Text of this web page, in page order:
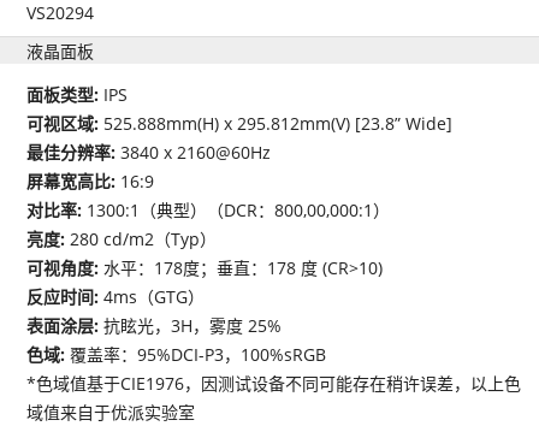
VS20294
液晶面板
面板类型: IPS
可视区域: 525.888mm(H) x 295.812mm(V) [23.8” Wide]
最佳分辨率:3840 x 2160@60Hz
屏幕宽高比: 16:9
对比率: 1300:1（典型）（DCR：800,00,000:1）
亮度:280 cd/m2（Typ）
可视角度:水平：178度；垂直：178 度 (CR>10)
反应时间:4ms（GTG）
表面涂层:抗眩光，3H，雾度 25%
色域:覆盖率：95%DCI-P3，100%sRGB
*色域值基于CIE1976，因测试设备不同可能存在稍许误差，以上色
域值来自于优派实验室